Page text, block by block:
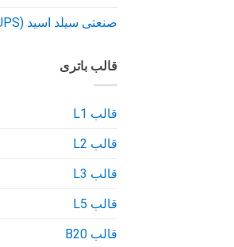
صنعتی سیلد اسید (UPS)
قالب باتری
قالب L1
قالب L2
قالب L3
قالب L5
قالب B20